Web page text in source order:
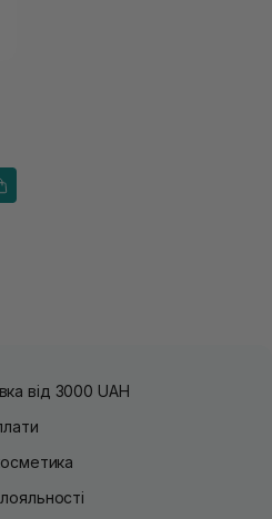
від 3000 UAH